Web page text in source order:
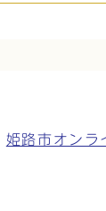
姫路市オンラ